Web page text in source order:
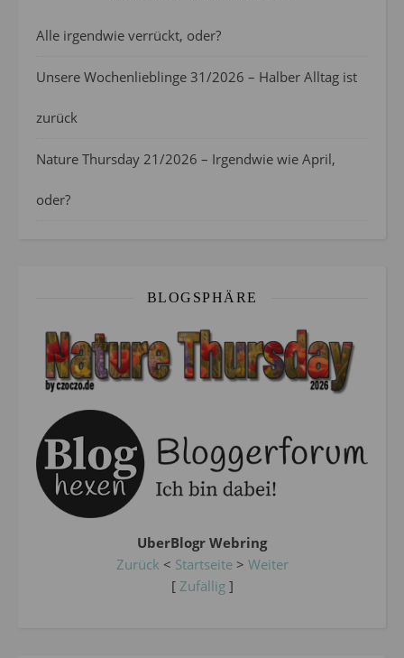
Alle irgendwie verrückt, oder?
Unsere Wochenlieblinge 31/2026 – Halber Alltag ist
zurück
Nature Thursday 21/2026 – Irgendwie wie April,
oder?
BLOGSPHÄRE
UberBlogr Webring
Zurück < Startseite> Weiter
[ Zufällig]